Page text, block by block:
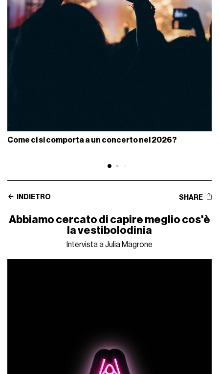
Come ci si comporta a un concerto nel 2026?
INDIETRO SHARE
Abbiamo cercato di capire meglio cos'è
la vestibolodinia
Intervista a Julia Magrone